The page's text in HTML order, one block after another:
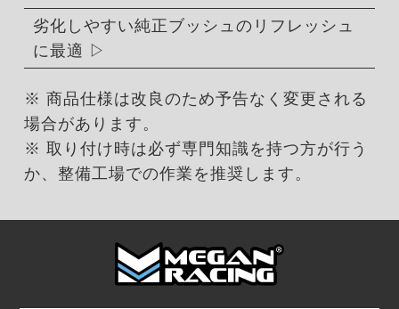
劣化しやすい純正ブッシュのリフレッシュ
に最適
※ 商品仕様は改良のため予告なく変更される
場合があります。
※ 取り付け時は必ず専門知識を持つ方が行う
か、整備工場での作業を推奨します。